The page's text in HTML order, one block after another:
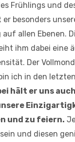
Frühlings und
besonders
allen Ebenen.
ihm dabei eine
Der
ich in den
hält er uns
und zu feiern.
und diesen